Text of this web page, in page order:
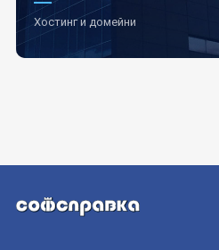
Хостинг и домейни